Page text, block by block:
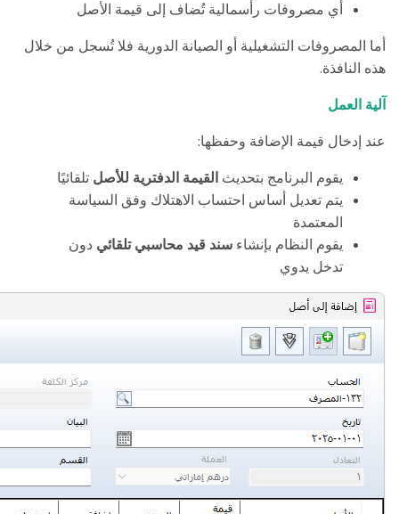
أي مصروفات رأسمالية تُضاف إلى قيمة الأصل
أما المصروفات التشغيلية أو الصيانة الدورية فلا تُسجل من خلال
هذه النافذة.
آلية العمل
عند إدخال قيمة الإضافة وحفظها:
يقوم البرنامج بتحديث القيمة الدفترية للأصل تلقائيًا
يتم تعديل أساس احتساب الاهتلاك وفق السياسة
المعتمدة
يقوم النظام بإنشاء سند قيد محاسبي تلقائي دون
تدخل يدوي